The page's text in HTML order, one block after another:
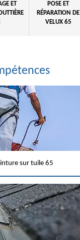
ET
POSE ET
RÉPARATION DE
VELUX 65
sur tuile 65